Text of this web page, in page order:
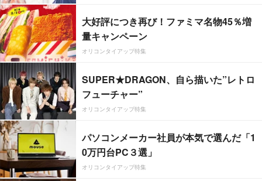
大好評につき再び！ファミマ名物45％増
量キャンペーン
オリコンタイアップ特集
SUPER★DRAGON、自ら描いた”レトロ
フューチャー”
オリコンタイアップ特集
パソコンメーカー社員が本気で選んだ「1
0万円台PC３選」
オリコンタイアップ特集